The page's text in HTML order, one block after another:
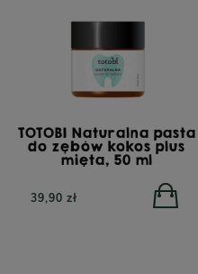
TOTOBI Naturalna pasta
do zębów kokos plus
mięta, 50 ml
39,90 zł